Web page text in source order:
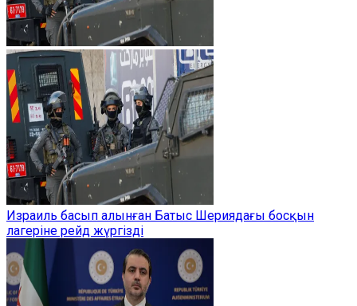
Израиль басып алынған Батыс Шериядағы босқын
лагеріне рейд жүргізді